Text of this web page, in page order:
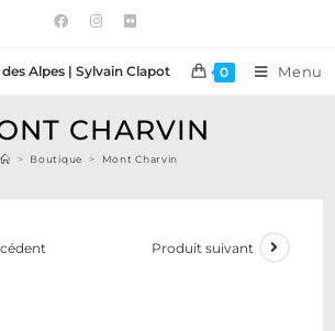
Alpes | Sylvain Clapot 0 Menu
CHARVIN
> Boutique > Mont Charvin
Produit suivant